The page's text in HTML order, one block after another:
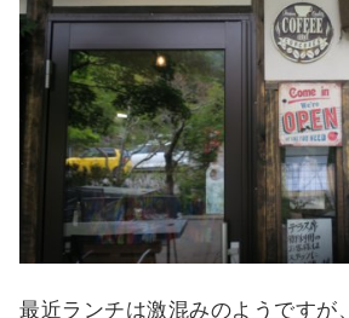
最近ランチは激混みのようですが、